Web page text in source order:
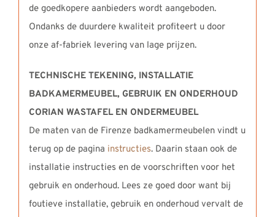
de goedkopere aanbieders wordt aangeboden.
Ondanks de duurdere kwaliteit profiteert u door
onze af-fabriek levering van lage prijzen.
TECHNISCHE TEKENING, INSTALLATIE
BADKAMERMEUBEL, GEBRUIK EN ONDERHOUD
CORIAN WASTAFEL EN ONDERMEUBEL
De maten van de Firenze badkamermeubelen vindt u
terug op de pagina instructies. Daarin staan ook de
installatie instructies en de voorschriften voor het
gebruik en onderhoud. Lees ze goed door want bij
foutieve installatie, gebruik en onderhoud vervalt de